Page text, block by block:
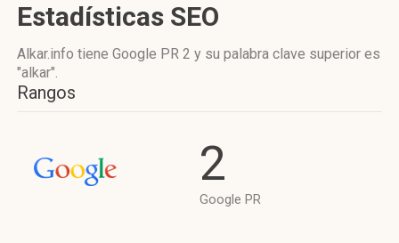
Estadísticas SEO
Alkar.info tiene Google PR 2 y su palabra clave superior es
"alkar".
Rangos
2
Google PR